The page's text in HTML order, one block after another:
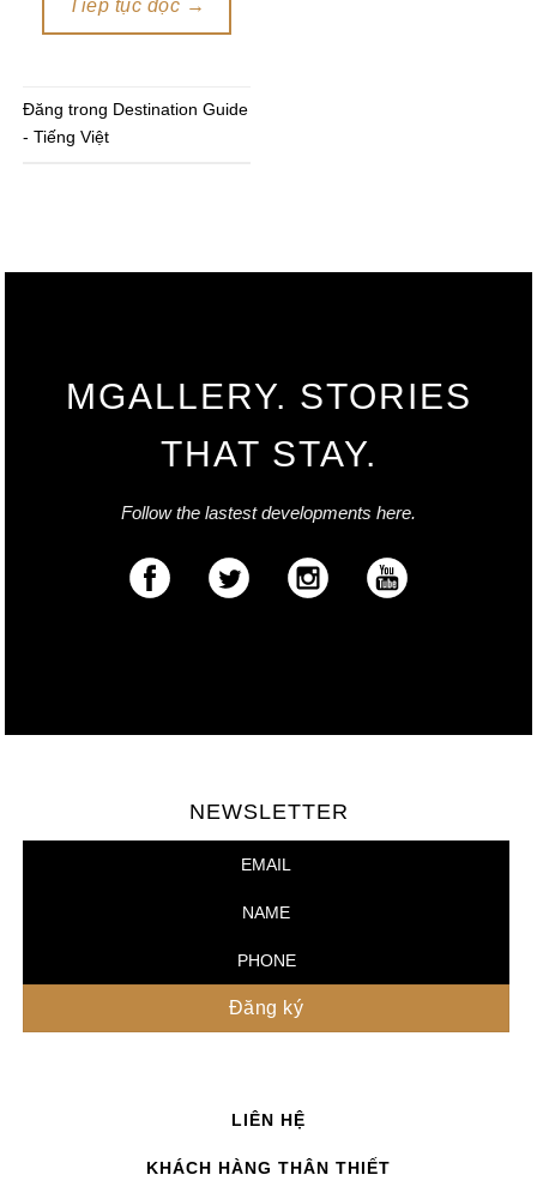
Tiếp tục đọc →
Đăng trong Destination Guide
- Tiếng Việt
MGALLERY. STORIES
THAT STAY.
Follow the lastest developments here.
NEWSLETTER
LIÊN HỆ
KHÁCH HÀNG THÂN THIẾT